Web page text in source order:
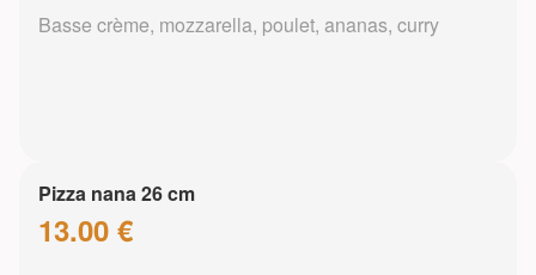
Basse crème, mozzarella, poulet, ananas, curry
Pizza nana 26 cm
13.00 €